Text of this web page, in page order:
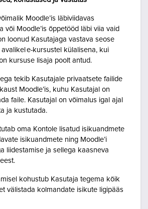
Moodle’is läbiviidavas
või Moodle’is õppetööd läbi viia vaid
loonud Kasutajaga vastava seose
avalikel e-kursustel külalisena, kui
kursuse lisaja poolt antud.
tekib Kasutajale privaatsete failide
Moodle’is, kuhu Kasutajal on
faile. Kasutajal on võimalus igal ajal
ja kustutada.
oma Kontole lisatud isikuandmete
isikuandmete ning Moodle’i
liidestamise ja sellega kaasneva
kohustub Kasutaja tegema kõik
välistada kolmandate isikute ligipääs